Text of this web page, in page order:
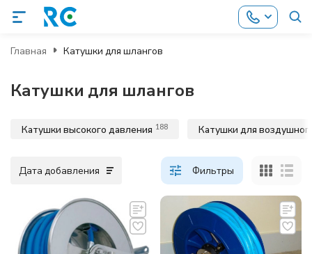
Главная Катушки для шлангов
Катушки для шлангов
Катушки высокого давления 188 Катушки для
Дата добавления Фильтры